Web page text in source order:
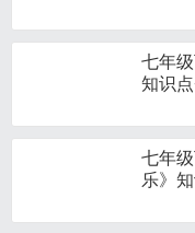
七年
知识
七年
乐》